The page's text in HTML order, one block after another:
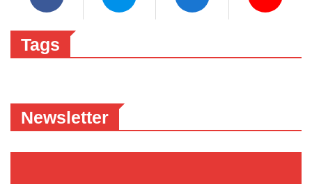
Tags
Newsletter